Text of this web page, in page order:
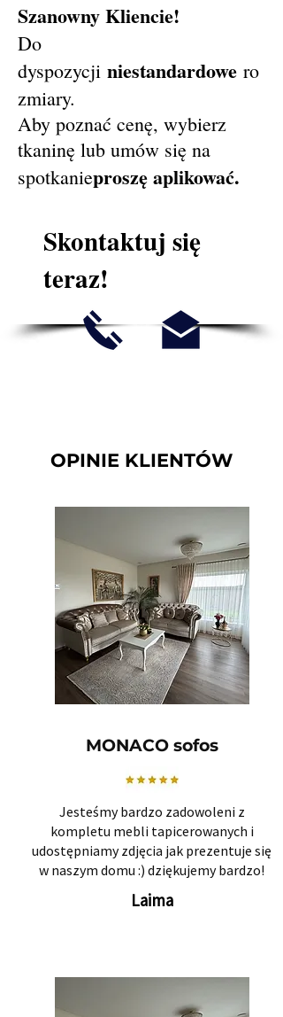
Szanowny Kliencie!
Do
dyspozycji niestandardowe ro
zmiary.
Aby poznać cenę, wybierz
tkaninę lub umów się na
spotkanieproszę aplikować.
Skontaktuj się
teraz!
OPINIE KLIENTÓW
MONACO sofos
Jesteśmy bardzo zadowoleni z
kompletu mebli tapicerowanych i
udostępniamy zdjęcia jak prezentuje się
w naszym domu :) dziękujemy bardzo!
Laima